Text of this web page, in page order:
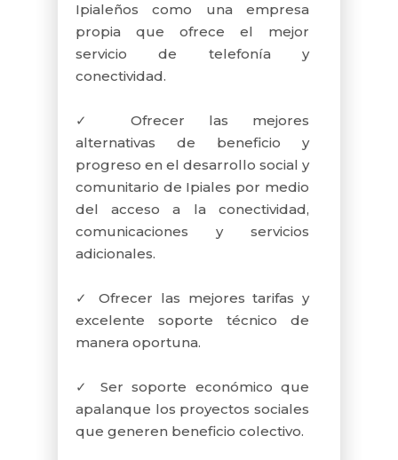
La transparencia y la claridad del
Estado se vierten sobre la
sustancialidad de la dimensión
ética, toda vez que esclarece los
procura la consecución de
acuerdos razonables, que al final
se constituyen en factor esencial
en la toma de decisiones. Esto es
que la ética aplicada en las
entidades públicas contribuye a
que las actuaciones de los
los valores sociales y se
traduzcan en realizaciones
compatibles con los anhelos de
responsabilidad social. En todo
caso se trata de que UNIMOS
Empresa Municipal de
Ipialeños como una empresa
propia que ofrece el mejor
servicio de telefonía y
conectividad.
✓ Ofrecer las mejores
alternativas de beneficio y
progreso en el desarrollo social y
comunitario de Ipiales por medio
del acceso a la conectividad,
comunicaciones y servicios
adicionales.
✓ Ofrecer las mejores tarifas y
excelente soporte técnico de
manera oportuna.
✓ Ser soporte económico que
apalanque los proyectos sociales
que generen beneficio colectivo.